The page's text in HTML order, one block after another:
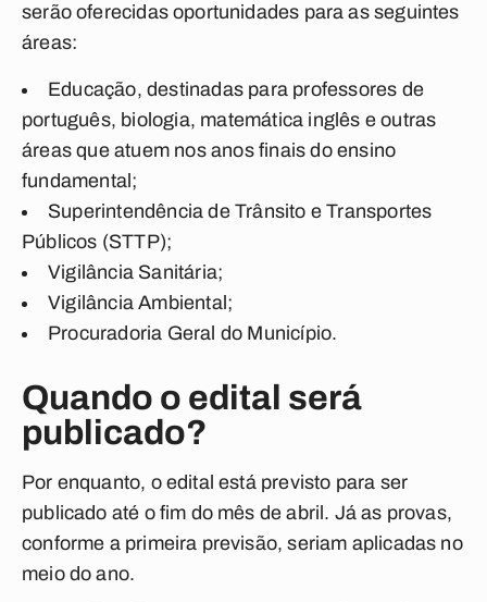
serão oferecidas oportunidades para as seguintes
áreas:
Educação, destinadas para professores de
português, biologia, matemática inglês e outras
áreas que atuem nos anos finais do ensino
fundamental;
Superintendência de Trânsito e Transportes
Públicos (STTP);
Vigilância Sanitária;
Vigilância Ambiental;
Procuradoria Geral do Município.
Quando o edital será
publicado?
Por enquanto, o edital está previsto para ser
publicado até o fim do mês de abril. Já as provas,
conforme a primeira previsão, seriam aplicadas no
meio do ano.